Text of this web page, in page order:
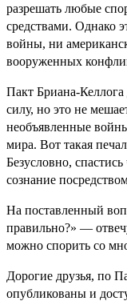
разрешать любые
средствами. Однако
войны, ни
вооруженных
Пакт Бриана-
силу, но это не
необъявленные
мира. Вот такая
Безусловно,
сознание
На поставленный
правильно?» —
можно спорить со
Дорогие друзья, по
опубликованы и